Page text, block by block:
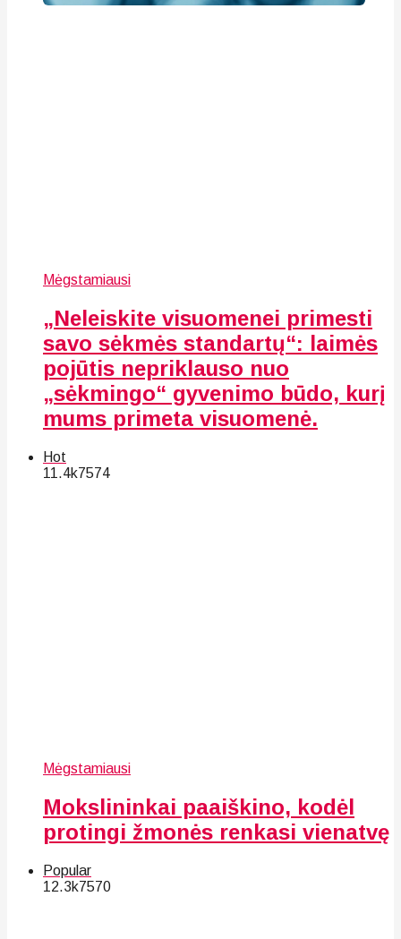
Mėgstamiausi
„Neleiskite visuomenei primesti
savo sėkmės standartų“: laimės
pojūtis nepriklauso nuo
„sėkmingo“ gyvenimo būdo, kurį
mums primeta visuomenė.
Hot
11.4k7574
Mėgstamiausi
Mokslininkai paaiškino, kodėl
protingi žmonės renkasi vienatvę
Popular
12.3k7570